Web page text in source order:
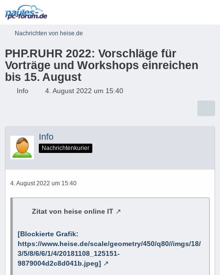
Nachrichten von heise.de
PHP.RUHR 2022: Vorschläge für
Vorträge und Workshops einreichen
bis 15. August
Info 4. August 2022 um 15:40
Info
Nachrichtenkurier
4. August 2022 um 15:40
Zitat von heise online IT
[Blockierte Grafik:
https://www.heise.de/scale/geometry/450/q80//imgs/18/
3/5/8/6/6/1/4/20181108_125151-
9879004d2c8d041b.jpeg]